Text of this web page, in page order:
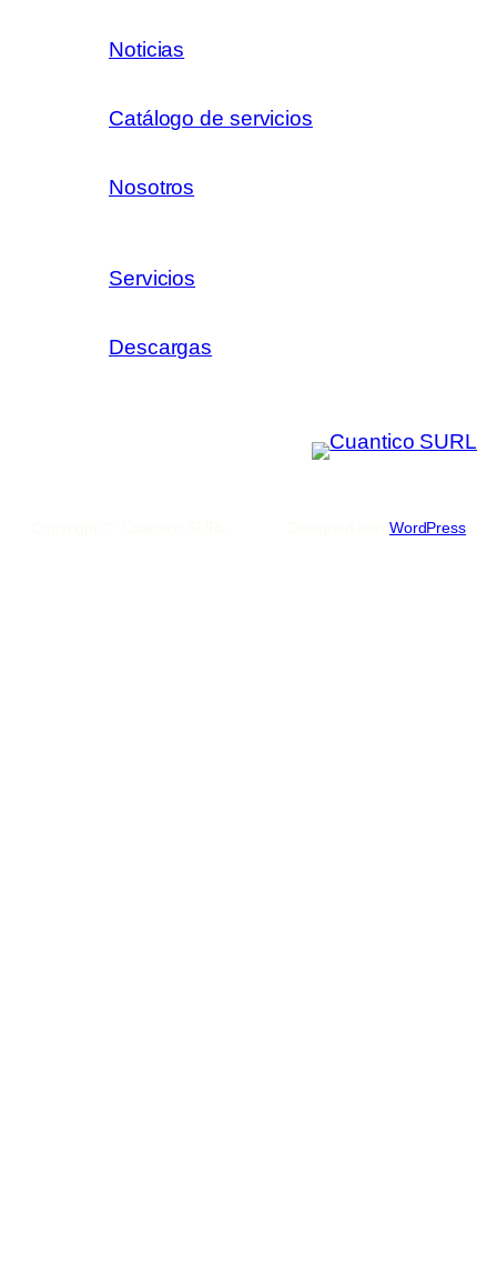
Noticias
Catálogo de servicios
Nosotros
Servicios
Descargas
WordPress